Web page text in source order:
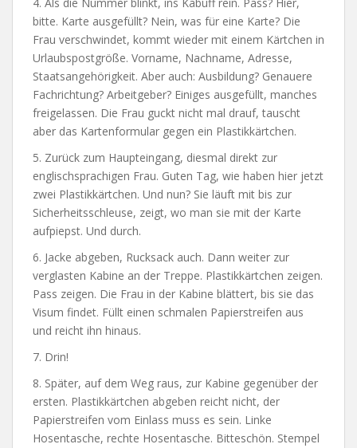
bitte. Karte ausgefüllt? Nein, was für eine Karte? Die
Frau verschwindet, kommt wieder mit einem Kärtchen in
Urlaubspostgröße. Vorname, Nachname, Adresse,
Staatsangehörigkeit. Aber auch: Ausbildung? Genauere
Fachrichtung? Arbeitgeber? Einiges ausgefüllt, manches
freigelassen. Die Frau guckt nicht mal drauf, tauscht
aber das Kartenformular gegen ein Plastikkärtchen.
5. Zurück zum Haupteingang, diesmal direkt zur
englischsprachigen Frau. Guten Tag, wie haben hier jetzt
zwei Plastikkärtchen. Und nun? Sie läuft mit bis zur
Sicherheitsschleuse, zeigt, wo man sie mit der Karte
aufpiepst. Und durch.
6. Jacke abgeben, Rucksack auch. Dann weiter zur
verglasten Kabine an der Treppe. Plastikkärtchen zeigen.
Pass zeigen. Die Frau in der Kabine blättert, bis sie das
Visum findet. Füllt einen schmalen Papierstreifen aus
und reicht ihn hinaus.
7. Drin!
8. Später, auf dem Weg raus, zur Kabine gegenüber der
ersten. Plastikkärtchen abgeben reicht nicht, der
Papierstreifen vom Einlass muss es sein. Linke
Hosentasche, rechte Hosentasche. Bitteschön. Stempel